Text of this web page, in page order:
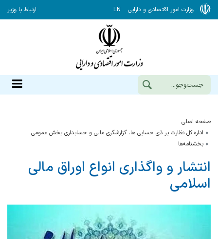
وزارت امور اقتصادی و دارایی EN ارتباط با وزیر
صفحه اصلی
اداره کل نظارت بر ذی حسابی ها، گزارشگری مالی و حسابداری بخش عمومی
بخشنامه‌ها
انتشار و واگذاری انواع اوراق مالی
اسلامی